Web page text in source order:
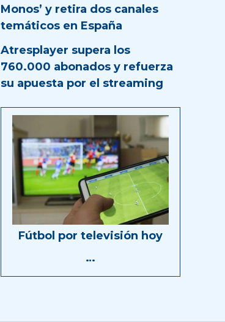
Monos’ y retira dos canales
temáticos en España
Atresplayer supera los
760.000 abonados y refuerza
su apuesta por el streaming
Fútbol por televisión hoy
…